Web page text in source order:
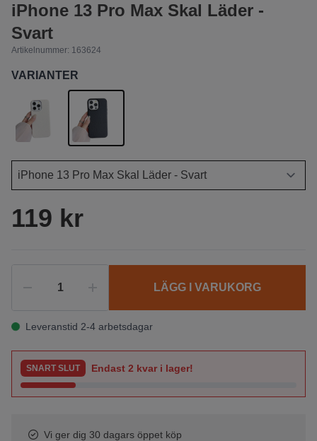
iPhone 13 Pro Max Skal Läder -
Svart
Artikelnummer: 163624
VARIANTER
119 kr
LÄGG I VARUKORG
Leveranstid 2-4 arbetsdagar
SNART SLUT Endast 2 kvar i lager!
Vi ger dig 30 dagars öppet köp